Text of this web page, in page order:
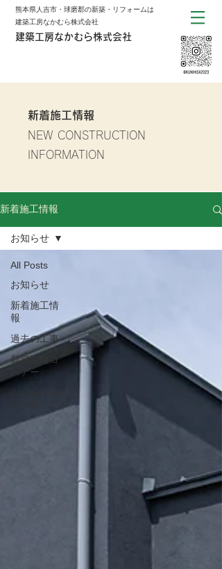
熊本県人吉市・球磨郡の新築・リフォームは
建築工房なかむら株式会社
建築工房なかむら株式会社
新着施工情報
NEW CONSTRUCTION
INFORMATION
新着施工情報
All Posts
お知らせ
新着施工情
報
過去の工事
新築情報コ
ーナー
お知らせ